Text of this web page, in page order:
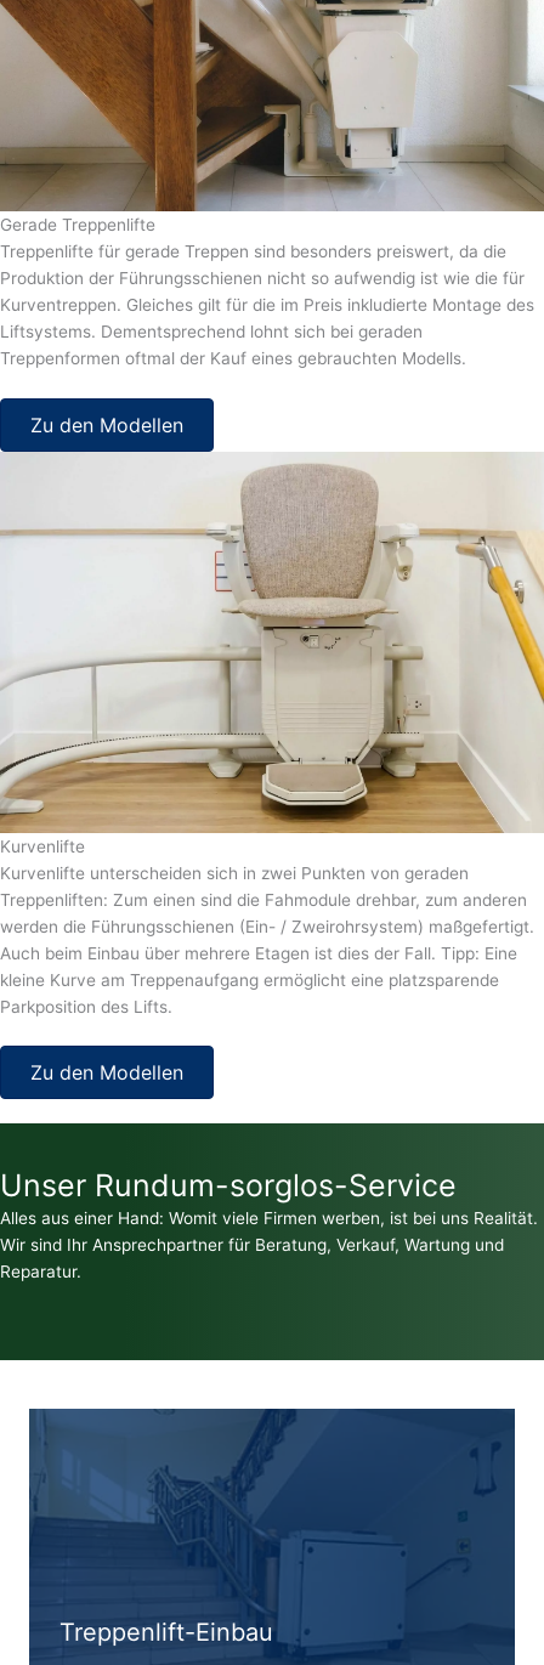
Gerade Treppenlifte
Treppenlifte für gerade Treppen sind besonders preiswert, da die
Produktion der Führungsschienen nicht so aufwendig ist wie die für
Kurventreppen. Gleiches gilt für die im Preis inkludierte Montage des
Liftsystems. Dementsprechend lohnt sich bei geraden
Treppenformen oftmal der Kauf eines gebrauchten Modells.
Zu den Modellen
Kurvenlifte
Kurvenlifte unterscheiden sich in zwei Punkten von geraden
Treppenliften: Zum einen sind die Fahmodule drehbar, zum anderen
werden die Führungsschienen (Ein- / Zweirohrsystem) maßgefertigt.
Auch beim Einbau über mehrere Etagen ist dies der Fall. Tipp: Eine
kleine Kurve am Treppenaufgang ermöglicht eine platzsparende
Parkposition des Lifts.
Zu den Modellen
Unser Rundum-sorglos-Service
Alles aus einer Hand: Womit viele Firmen werben, ist bei uns Realität.
Wir sind Ihr Ansprechpartner für Beratung, Verkauf, Wartung und
Reparatur.
Treppenlift-Einbau